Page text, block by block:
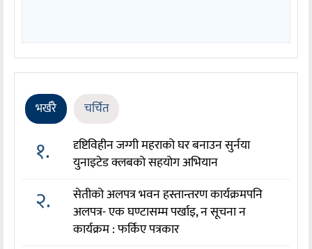
भर्खरै चर्चित
१.
दृष्टिविहीन जग्गी महराको घर बनाउन सुर्नया
युनाइटेड क्लबको सहयोग अभियान
२.
सेतीको अलपत्र भवन हस्तान्तरण कार्यक्रमपनि
अलपत्र- एक घण्टासम्म पर्खाइ, न सूचना न
कार्यक्रम : फर्किए पत्रकार